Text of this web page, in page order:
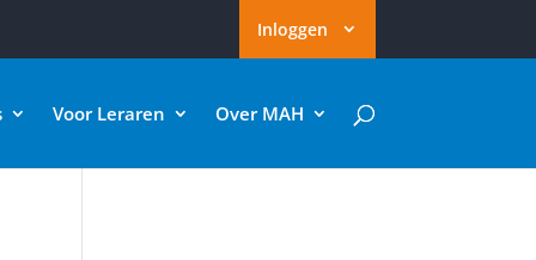
Inloggen
Voor Leraren Over MAH